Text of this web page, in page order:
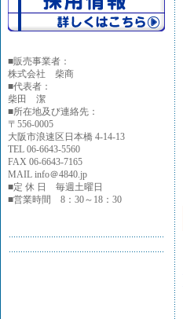
■販売事業者：
株式会社 柴商
■代表者：
柴田 潔
■所在地及び連絡先：
〒556-0005
大阪市浪速区日本橋 4-14-13
TEL 06-6643-5560
FAX 06-6643-7165
MAIL info＠4840.jp
■定 休 日 毎週土曜日
■営業時間 8：30～18：30